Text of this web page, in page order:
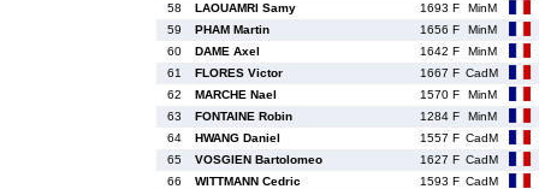
58
LAOUAMRI Samy 1693 F
MinM
59
PHAM Martin 1656 F
MinM
60
DAME Axel 1642 F
MinM
61
FLORES Victor 1667 F CadM
62
MARCHE Nael 1570 F
MinM
63
FONTAINE Robin 1284 F
MinM
64
HWANG Daniel 1557 F CadM
65
VOSGIEN Bartolomeo 1627 F CadM
66
WITTMANN Cedric 1593 F CadM